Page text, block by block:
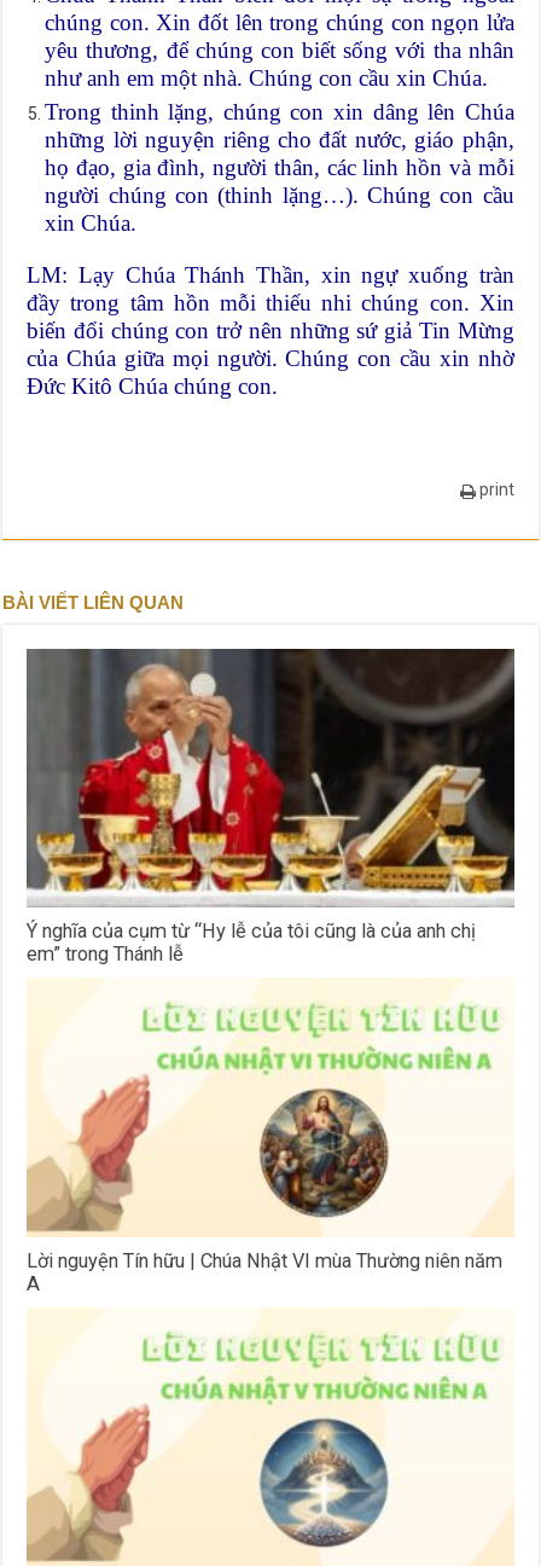
chúng con. Xin đốt lên trong chúng con ngọn lửa
yêu thương, để chúng con biết sống với tha nhân
như anh em một nhà. Chúng con cầu xin Chúa.
Trong thinh lặng, chúng con xin dâng lên Chúa
những lời nguyện riêng cho đất nước, giáo phận,
họ đạo, gia đình, người thân, các linh hồn và mỗi
người chúng con (thinh lặng…). Chúng con cầu
xin Chúa.
LM: Lạy Chúa Thánh Thần, xin ngự xuống tràn
đầy trong tâm hồn mỗi thiếu nhi chúng con. Xin
biến đổi chúng con trở nên những sứ giả Tin Mừng
của Chúa giữa mọi người. Chúng con cầu xin nhờ
Đức Kitô Chúa chúng con.
print
BÀI VIẾT LIÊN QUAN
Ý nghĩa của cụm từ “Hy lễ của tôi cũng là của anh chị
em” trong Thánh lễ
Lời nguyện Tín hữu | Chúa Nhật VI mùa Thường niên năm
A